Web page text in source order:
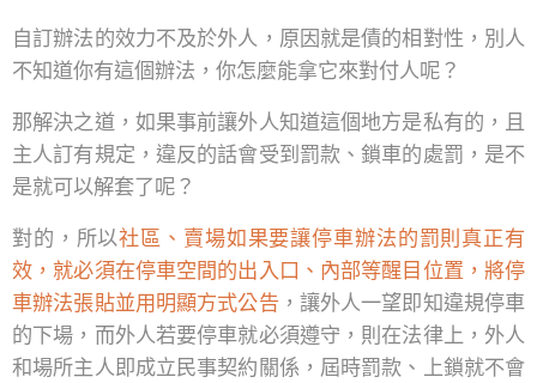
自訂辦法的效力不及於外人，原因就是債的相對性，別人
不知道你有這個辦法，你怎麼能拿它來對付人呢？
那解決之道，如果事前讓外人知道這個地方是私有的，且
主人訂有規定，違反的話會受到罰款、鎖車的處罰，是不
是就可以解套了呢？
對的，所以社區、賣場如果要讓停車辦法的罰則真正有
效，就必須在停車空間的出入口、內部等醒目位置，將停
車辦法張貼並用明顯方式公告，讓外人一望即知違規停車
的下場，而外人若要停車就必須遵守，則在法律上，外人
和場所主人即成立民事契約關係，屆時罰款、上鎖就不會